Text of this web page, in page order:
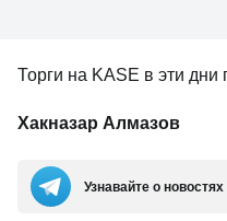
Торги на KASE в эти дни
Хакназар Алмазов
Узнавайте о